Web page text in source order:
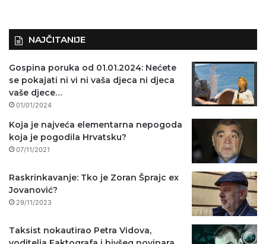
NAJČITANIJE
Gospina poruka od 01.01.2024: Nećete
se pokajati ni vi ni vaša djeca ni djeca
vaše djece…
01/01/2024
Koja je najveća elementarna nepogoda
koja je pogodila Hrvatsku?
07/11/2021
Raskrinkavanje: Tko je Zoran Šprajc ex
Jovanović?
29/11/2023
Taksist nokautirao Petra Vidova,